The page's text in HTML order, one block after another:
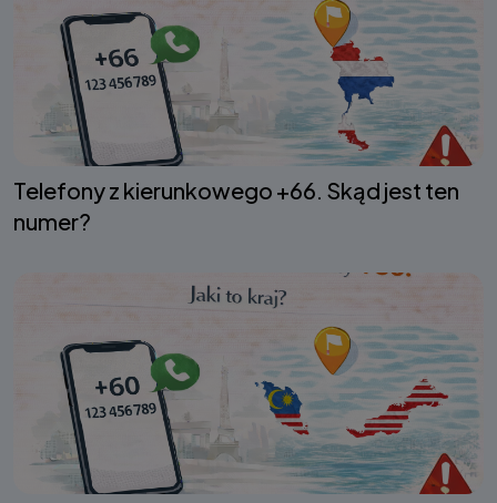
Telefony z kierunkowego +66. Skąd jest ten
numer?